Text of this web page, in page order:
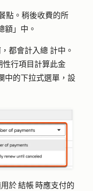
點。稍後收費的所
額」中。
都會計入總 計中。
性行項目計算此金
中的下拉式選單 ，設
於 結帳 時應支付的